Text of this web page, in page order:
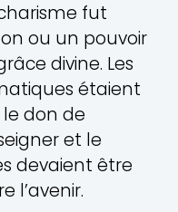
fut
ou un pouvoir
divine. Les
étaient
don de
et le
devaient être
l’avenir.